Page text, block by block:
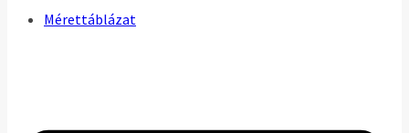
Mérettáblázat